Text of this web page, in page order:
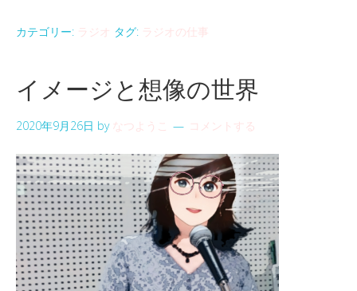
カテゴリー: ラジオ タグ: ラジオの仕事
イメージと想像の世界
2020年9月26日 by なつようこ コメントする